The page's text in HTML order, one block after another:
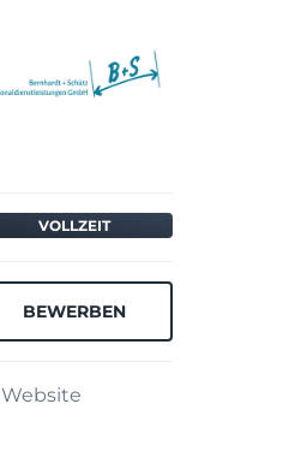
VOLLZEIT
BEWERBEN
Website